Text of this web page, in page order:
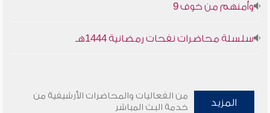
وأمنهم من خوف 9
سلسلة محاضرات نفحات رمضانية 1444هـ
المزيد
من الفعاليات والمحاضرات الأرشيفية من
خدمة البث المباشر